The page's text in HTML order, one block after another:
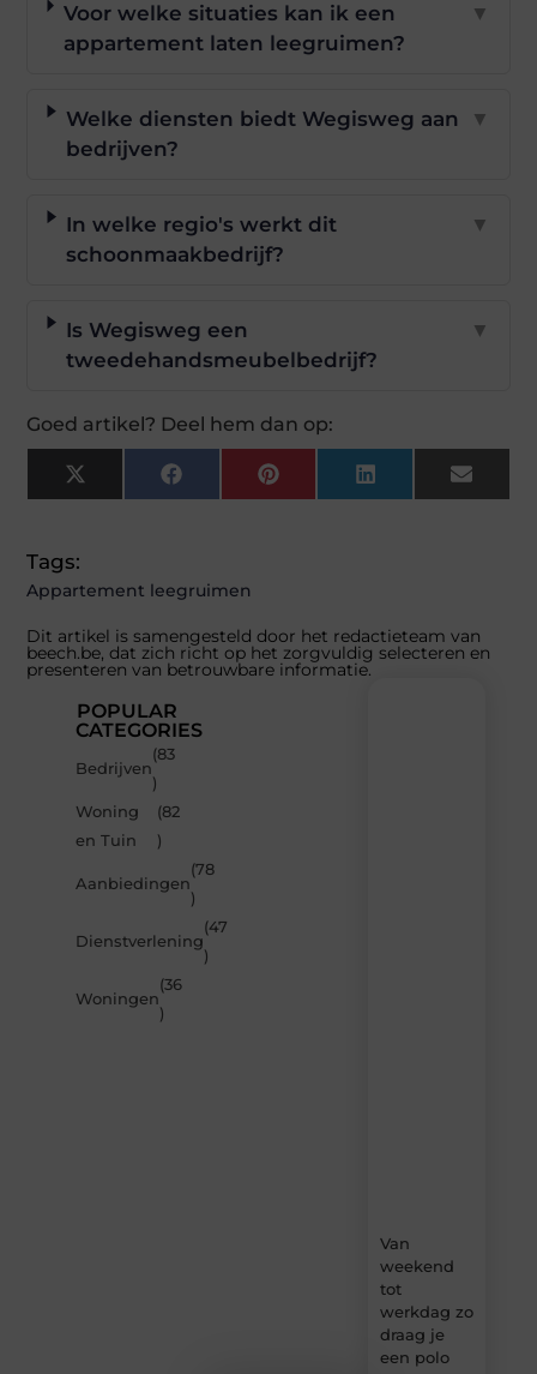
Voor welke situaties kan ik een
appartement laten leegruimen?
▼
Welke diensten biedt Wegisweg aan
bedrijven?
▼
In welke regio's werkt dit
schoonmaakbedrijf?
▼
Is Wegisweg een
tweedehandsmeubelbedrijf?
▼
Goed artikel? Deel hem dan op:
X
(Twitter)
FacebookPinterestLinkedInEmail
Tags:
Appartement leegruimen
Dit artikel is samengesteld door het redactieteam van
beech.be, dat zich richt op het zorgvuldig selecteren en
presenteren van betrouwbare informatie.
POPULAR
CATEGORIES
Bedrijven
(83
)
Woning
en Tuin
(82
)
Aanbiedingen
(78
)
Dienstverlening
(47
)
Woningen
(36
)
Van
weekend
tot
werkdag zo
draag je
een polo